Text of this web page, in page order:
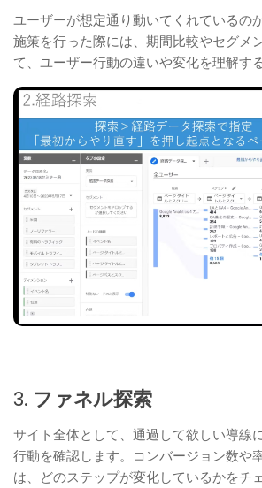
ユーザーが想定通り動いてくれているの
施策を行った際には、期間比較やセグメ
て、ユーザー行動の違いや変化を理解す
3. ファネル探索
サイト全体として、通過して欲しい導線
行動を確認します。コンバージョン数や
は、どのステップが変化しているかをチ